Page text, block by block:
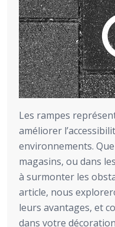
Les rampes
améliorer
environnements.
magasins, ou dans
à surmonter les
article, nous
leurs avantages, et
dans votre